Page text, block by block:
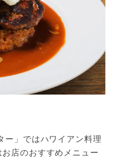
ー」ではハワイアン料理
店のおすすめメニュー